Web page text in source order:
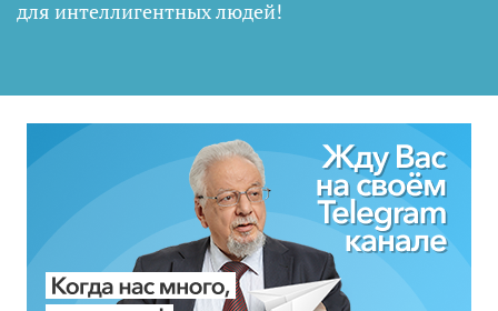
для интеллигентных людей!